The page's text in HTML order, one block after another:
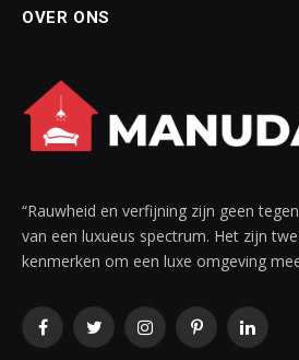
OVER ONS
“Rauwheid en verfijning zijn geen
van een luxueus spectrum. Het zijn
kenmerken om een luxe omgeving
FacebookTwitterInstagramPinterestLinkedIn